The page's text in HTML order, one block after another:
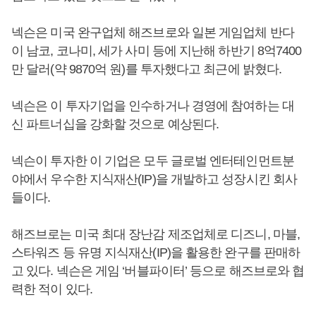
넥슨은 미국 완구업체 해즈브로와 일본 게임업체 반다
이 남코, 코나미, 세가 사미 등에 지난해 하반기 8억7400
만 달러(약 9870억 원)를 투자했다고 최근에 밝혔다.
넥슨은 이 투자기업을 인수하거나 경영에 참여하는 대
신 파트너십을 강화할 것으로 예상된다.
넥슨이 투자한 이 기업은 모두 글로벌 엔터테인먼트분
야에서 우수한 지식재산(IP)을 개발하고 성장시킨 회사
들이다.
해즈브로는 미국 최대 장난감 제조업체로 디즈니, 마블,
스타워즈 등 유명 지식재산(IP)을 활용한 완구를 판매하
고 있다. 넥슨은 게임 ‘버블파이터’ 등으로 해즈브로와 협
력한 적이 있다.